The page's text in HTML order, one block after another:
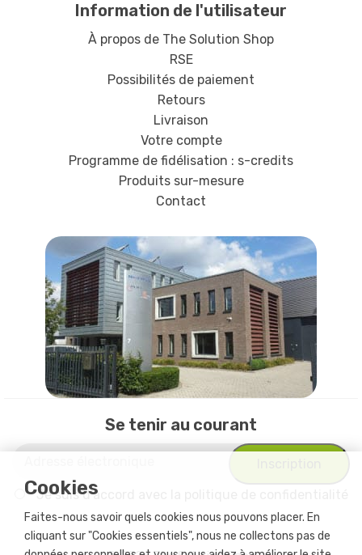
Cookies
Faites-nous savoir quels cookies nous pouvons placer. En
cliquant sur "Cookies essentiels", nous ne collectons pas de
Information de l'utilisateur
À propos de The Solution Shop
RSE
Possibilités de paiement
Retours
Livraison
Votre compte
Programme de fidélisation : s-credits
Produits sur-mesure
Contact
Se tenir au courant
Je suis d'accord avec